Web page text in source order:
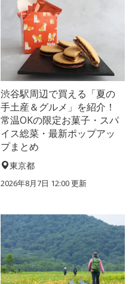
渋谷駅周辺で買える「夏の
手土産＆グルメ」を紹介！
常温OKの限定お菓子・スパ
イス総菜・最新ポップアッ
プまとめ
東京都
2026年8月7日 12:00更新